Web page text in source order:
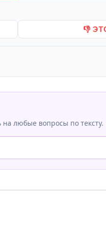
👎
на любые вопросы по тексту.